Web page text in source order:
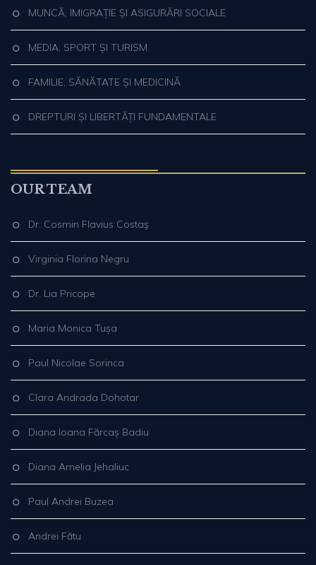
MUNCĂ, IMIGRAȚIE ȘI ASIGURĂRI SOCIALE
MEDIA, SPORT ȘI TURISM
FAMILIE, SĂNĂTATE ȘI MEDICINĂ
DREPTURI ȘI LIBERTĂȚI FUNDAMENTALE
OUR TEAM
Dr. Cosmin Flavius Costaş
Virginia Florina Negru
Dr. Lia Pricope
Maria Monica Tușa
Paul Nicolae Sorinca
Clara Andrada Dohotar
Diana Ioana Fărcaș Badiu
Diana Amelia Jehaliuc
Paul Andrei Buzea
Andrei Fătu